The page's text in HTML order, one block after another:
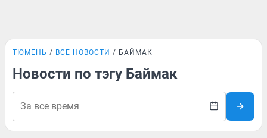
ТЮМЕНЬ ВСЕ НОВОСТИ БАЙМАК
Новости по тэгу Баймак